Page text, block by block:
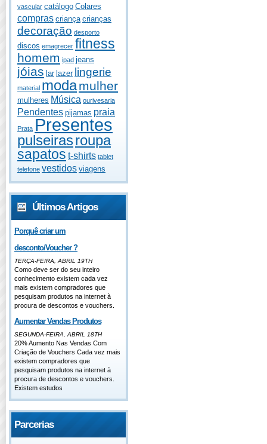
vascular catálogo Colares
compras criança crianças
decoração desporto
discos emagrecer fitness
homem ipad jeans
jóias lar lazer lingerie
material modamulher
mulheres Música ourivesaria
Pendentes pijamas praia
Prata Presentes
pulseirasroupa
sapatos t-shirts tablet
telefone vestidos viagens
Últimos Artigos
Porquê criar um
desconto/Voucher ?
TERÇA-FEIRA, ABRIL 19TH
Como deve ser do seu inteiro
conhecimento existem cada vez
mais existem compradores que
pesquisam produtos na internet à
procura de descontos e vouchers.
Aumentar Vendas Produtos
SEGUNDA-FEIRA, ABRIL 18TH
20% Aumento Nas Vendas Com
Criação de Vouchers Cada vez mais
existem compradores que
pesquisam produtos na internet à
procura de descontos e vouchers.
Existem estudos
Parcerias